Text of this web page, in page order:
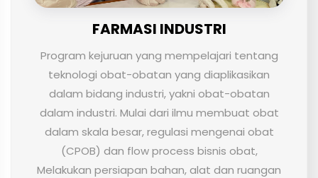
FARMASI INDUSTRI
Program kejuruan yang mempelajari tentang
teknologi obat-obatan yang diaplikasikan
dalam bidang industri, yakni obat-obatan
dalam industri. Mulai dari ilmu membuat obat
dalam skala besar, regulasi mengenai obat
(CPOB) dan flow process bisnis obat,
Melakukan persiapan bahan, alat dan ruangan